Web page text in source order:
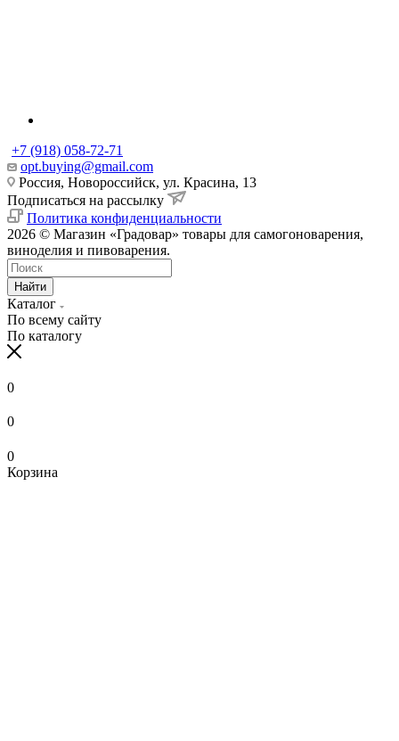
+7 (918) 058-72-71
opt.buying@gmail.com
Россия, Новороссийск, ул. Красина, 13
Подписаться на рассылку
Политика конфиденциальности
2026 © Магазин «Градовар» товары для самогоноварения,
виноделия и пивоварения.
Найти
Каталог
По всему сайту
По каталогу
0
0
0
Корзина